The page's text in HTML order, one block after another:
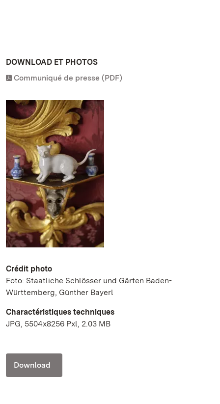
DOWNLOAD ET PHOTOS
Communiqué de presse (PDF)
Crédit photo
Foto: Staatliche Schlösser und Gärten Baden-
Württemberg, Günther Bayerl
Charactéristiques techniques
JPG, 5504x8256 Pxl, 2.03 MB
Download